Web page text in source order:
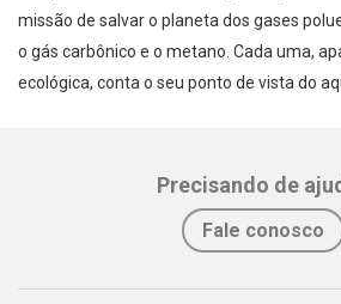
missão de salvar o planeta dos gases
o gás carbônico e o metano. Cada uma,
ecológica, conta o seu ponto de vista do
Precisando de
Fale conosco